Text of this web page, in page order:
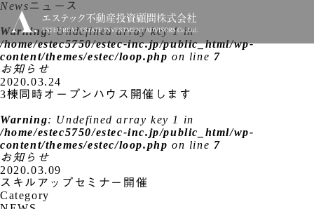
Newsニュース
Warning: Undefined array key 1 in
/home/estec5750/estec-inc.jp/public_html/wp-
content/themes/estec/loop.php on line 7
お知らせ
2020.03.24
3棟同時オープンハウス開催します
Warning: Undefined array key 1 in
/home/estec5750/estec-inc.jp/public_html/wp-
content/themes/estec/loop.php on line 7
お知らせ
2020.03.09
スキルアップセミナー開催
Category